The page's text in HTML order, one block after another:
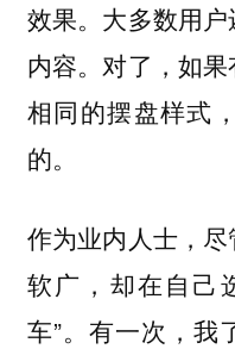
效果。大多数用
内容。对了，如
相同的摆盘样式
的。
作为业内人士，
软广，却在自己
车”。有一次，我